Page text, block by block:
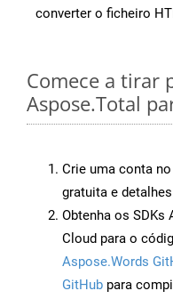
converter o ficheiro
Comece a tirar
Aspose.Total
Crie uma conta no
gratuita e
Obtenha os SDKs
Cloud para o
Aspose.Words
GitHub para